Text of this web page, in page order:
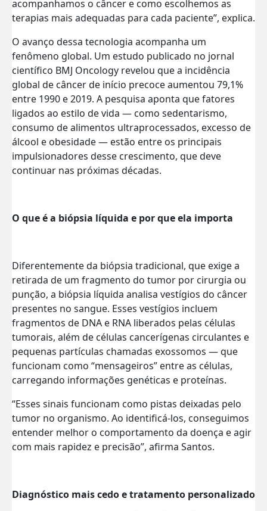
acompanhamos o câncer e como escolhemos as
terapias mais adequadas para cada paciente”, explica.
O avanço dessa tecnologia acompanha um
fenômeno global. Um estudo publicado no jornal
científico BMJ Oncology revelou que a incidência
global de câncer de início precoce aumentou 79,1%
entre 1990 e 2019. A pesquisa aponta que fatores
ligados ao estilo de vida — como sedentarismo,
consumo de alimentos ultraprocessados, excesso de
álcool e obesidade — estão entre os principais
impulsionadores desse crescimento, que deve
continuar nas próximas décadas.
O que é a biópsia líquida e por que ela importa
Diferentemente da biópsia tradicional, que exige a
retirada de um fragmento do tumor por cirurgia ou
punção, a biópsia líquida analisa vestígios do câncer
presentes no sangue. Esses vestígios incluem
fragmentos de DNA e RNA liberados pelas células
tumorais, além de células cancerígenas circulantes e
pequenas partículas chamadas exossomos — que
funcionam como “mensageiros” entre as células,
carregando informações genéticas e proteínas.
“Esses sinais funcionam como pistas deixadas pelo
tumor no organismo. Ao identificá-los, conseguimos
entender melhor o comportamento da doença e agir
com mais rapidez e precisão”, afirma Santos.
Diagnóstico mais cedo e tratamento personalizado